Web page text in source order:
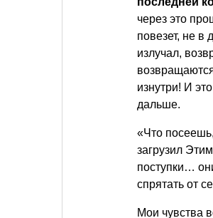
через это
повезет, не в
излучал,
изнутри! И
дальше.
«Что
загрузил
поступки…
спрятать от
Мои чувства